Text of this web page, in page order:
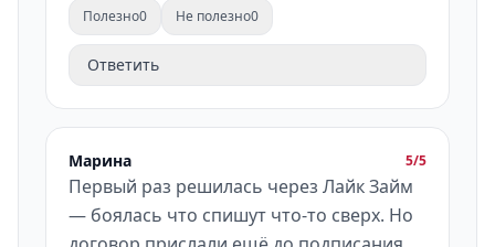
Полезно0 Не полезно0
Ответить
Марина 5/5
Первый раз решилась через Лайк Займ
— боялась что спишут что-то сверх. Но